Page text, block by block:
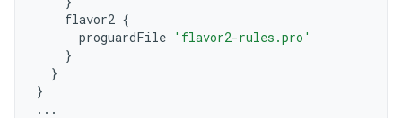
flavor2 {
proguardFile 'flavor2-rules.pro'
}
}
}
...